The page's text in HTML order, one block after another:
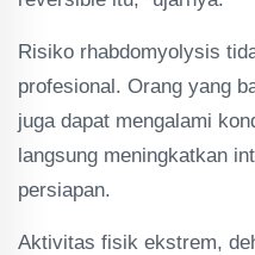
Risiko rhabdomyolysis
profesional. Orang yang
juga dapat mengalami
langsung meningkatkan
persiapan.
Aktivitas fisik ekstrem,